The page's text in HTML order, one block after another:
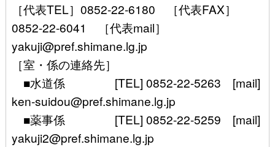
［代表TEL］0852-22-6180 ［代表FAX］
0852-22-6041 ［代表mail］
yakuji@pref.shimane.lg.jp
［室・係の連絡先］
■水道係 [TEL] 0852-22-5263 [mail]
ken-suidou@pref.shimane.lg.jp
■薬事係 [TEL] 0852-22-5259 [mail]
yakuji2@pref.shimane.lg.jp